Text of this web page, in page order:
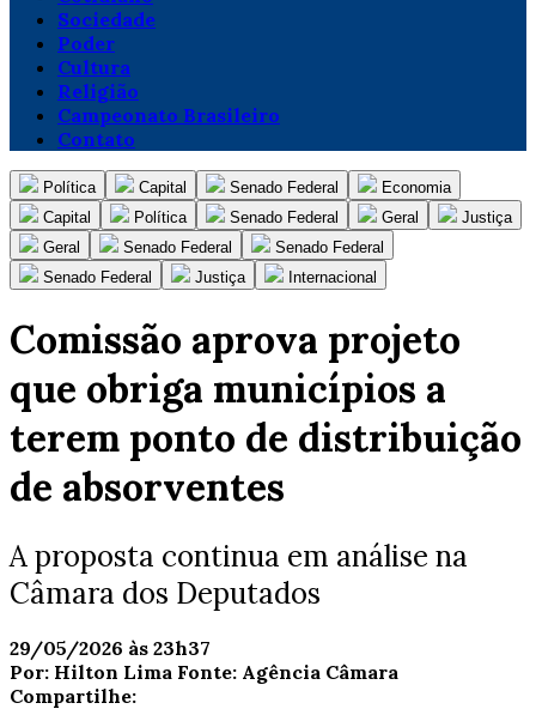
Sociedade
Poder
Cultura
Religião
Campeonato Brasileiro
Contato
Política Capital Senado Federal
Economia
Capital
Política Senado Federal Geral
Justiça
Geral
Senado Federal
Senado Federal
Senado Federal
Justiça Internacional
Comissão aprova projeto
que obriga municípios a
terem ponto de distribuição
de absorventes
A proposta continua em análise na
Câmara dos Deputados
29/05/2026 às 23h37
Por: Hilton Lima Fonte: Agência Câmara
Compartilhe: